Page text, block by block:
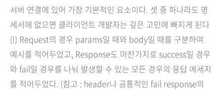
서버 연결에 있어 가장 기본적인 요소이다. 셋 중 하나라도 명
세서에 없으면 클라이언트 개발자는 깊은 고민에 빠지게 된다
(!) Request의 경우 params일 때와 body일 때를 구분하여
예시를 적어두었고, Response도 마찬가지로 success일 경우
와 fail일 경우를 나눠 발생할 수 있는 모든 경우의 응답 메세지
를 적어두었다. (참고 : header나 공통적인 fail response의